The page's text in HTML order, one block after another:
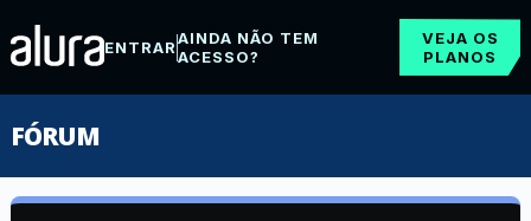
ENTRARAINDA NÃO TEM
ACESSO?
VEJA OS
PLANOS
FÓRUM